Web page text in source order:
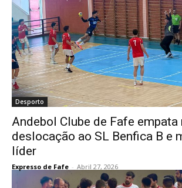
Desporto
Andebol Clube de Fafe empata
deslocação ao SL Benfica B e
líder
Expresso de Fafe - Abril 27, 2026